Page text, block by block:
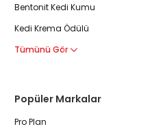
Bentonit Kedi Kumu
Kedi Krema Ödülü
Tümünü Gör
Popüler Markalar
Pro Plan